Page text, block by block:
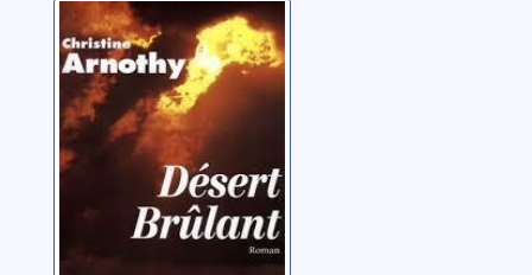
Désert brûlant
Arnothy, Christine